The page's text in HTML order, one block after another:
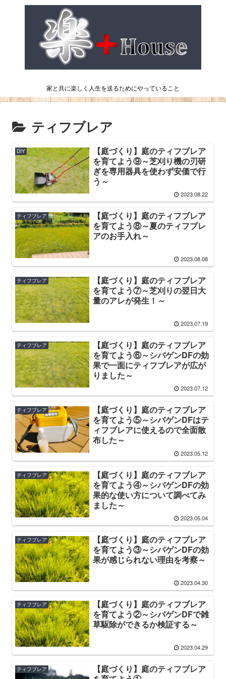
家と共に楽しく人生を送るためにやっていること
ティフブレア
DIY
【庭づくり】庭のティフブレア
を育てよう⑨～芝刈り機の刃研
ぎを専用器具を使わず安価で行
う～
2023.08.22
ティフブレア
【庭づくり】庭のティフブレア
を育てよう⑧～夏のティフブレ
アのお手入れ～
2023.08.08
ティフブレア
【庭づくり】庭のティフブレア
を育てよう⑦～芝刈りの翌日大
量のアレが発生！～
2023.07.19
ティフブレア
【庭づくり】庭のティフブレア
を育てよう⑥～シバゲンDFの効
果で一面にティフブレアが広が
りました～
2023.07.12
ティフブレア
【庭づくり】庭のティフブレア
を育てよう⑤～シバゲンDFはテ
ィフブレアに使えるので全面散
布した～
2023.05.12
ティフブレア
【庭づくり】庭のティフブレア
を育てよう④～シバゲンDFの効
果的な使い方について調べてみ
ました～
2023.05.04
ティフブレア
【庭づくり】庭のティフブレア
を育てよう③～シバゲンDFの効
果が感じられない理由を考察～
2023.04.30
ティフブレア
【庭づくり】庭のティフブレア
を育てよう②～シバゲンDFで雑
草駆除ができるか検証する～
2023.04.29
ティフブレア
【庭づくり】庭のティフブレア